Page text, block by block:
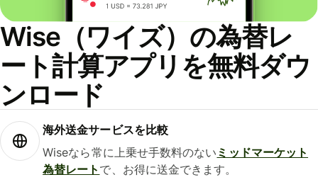
Wise（ワイズ）の為替レ
ート計算アプリを無料ダウ
ンロード
海外送金サービスを比較
Wiseなら常に上乗せ手数料のない ミッドマーケット
為替レート で、お得に送金できます。